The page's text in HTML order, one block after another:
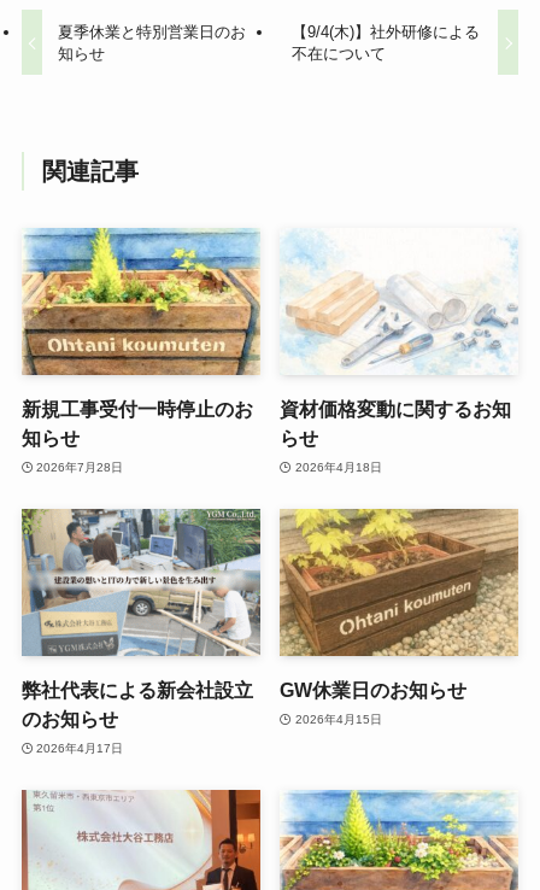
夏季休業と特別営業日のお
知らせ
【9/4(木)】社外研修による
不在について
関連記事
新規工事受付一時停止のお
知らせ
2026年7月28日
資材価格変動に関するお知
らせ
2026年4月18日
弊社代表による新会社設立
のお知らせ
2026年4月17日
GW休業日のお知らせ
2026年4月15日